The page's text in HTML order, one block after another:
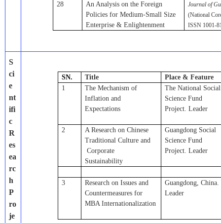
28
An Analysis on the Foreign
Policies for Medium-Small Size
Enterprise & Enlightenment
Journal of
(National
ISSN 1001-
S
ci
e
nt
ifi
c
R
es
ea
rc
h
P
ro
je
SN. Title Place & Feature
1
The Mechanism of
Inflation and
Expectations
The National Social
Science Fund
Project. Leader
2 A Research on Chinese
Traditional Culture and
Corporate
Sustainability
Guangdong Social
Science Fund
Project. Leader
3
Research on Issues and
Countermeasures for
MBA Internationalization
Guangdong, China.
Leader